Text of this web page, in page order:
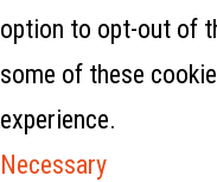
option to opt-out of
some of these
experience.
Necessary